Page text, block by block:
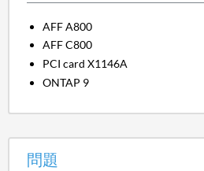
AFF A800
AFF C800
PCI card X1146A
ONTAP 9
問題